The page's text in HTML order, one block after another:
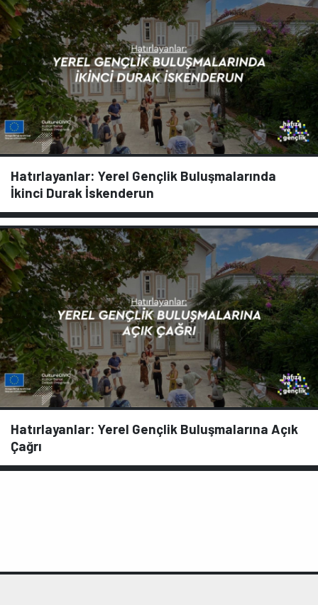
Hatırlayanlar: Yerel Gençlik Buluşmalarında
İkinci Durak İskenderun
Hatırlayanlar: Yerel Gençlik Buluşmalarına Açık
Çağrı